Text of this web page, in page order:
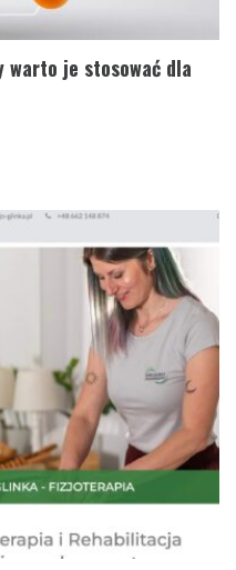
warto je stosować dla